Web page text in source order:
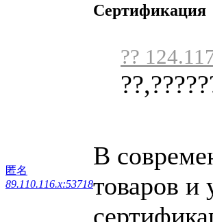
匿名
89.110.116.x:53718
Сертификация
??
В
товаров и